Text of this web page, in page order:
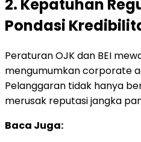
2. Kepatuhan
Pondasi
Peraturan OJK dan BEI
mengumumkan corporate
Pelanggaran tidak hanya
merusak reputasi jangka
Baca Juga: